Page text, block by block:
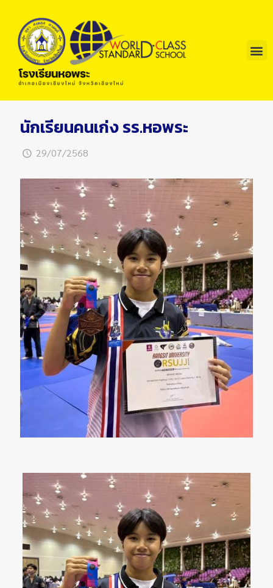
นักเรียนคนเก่ง รร.หอพระ
29/07/2568